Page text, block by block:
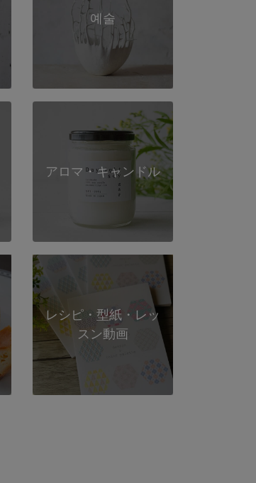
예술
アロマ・キャンドル
レシピ・型紙・レッ
スン動画